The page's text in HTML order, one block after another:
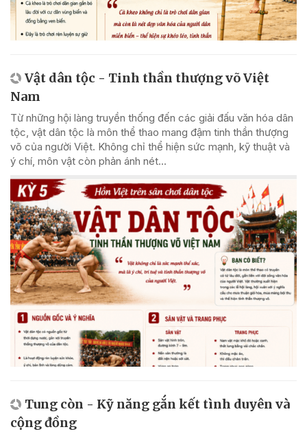
Vật dân tộc - Tinh thần thượng võ Việt
Nam
Từ những hội làng truyền thống đến các giải đấu văn hóa dân
tộc, vật dân tộc là môn thể thao mang đậm tinh thần thượng
võ của người Việt. Không chỉ thể hiện sức mạnh, kỹ thuật và
ý chí, môn vật còn phản ánh nét...
Tung còn - Kỹ năng gắn kết tình duyên và
cộng đồng